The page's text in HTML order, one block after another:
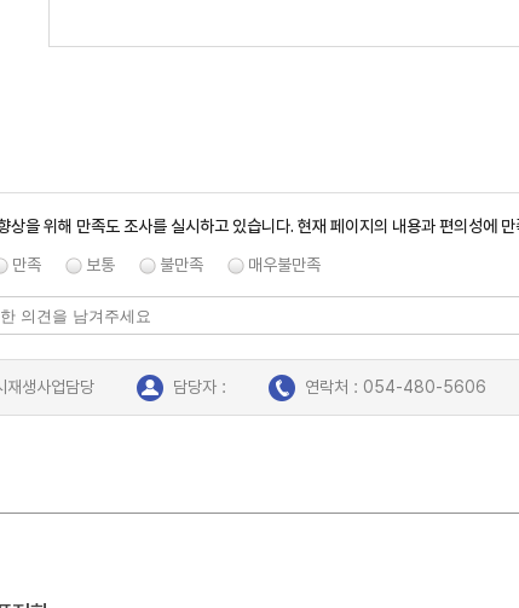
상을 위해 만족도 조사를 실시하고 있습니다. 현재 페이지의 내용과 편의성에
만족 보통 불만족 매우불만족
재생사업담당 담당자 : 연락처 : 054-480-5606